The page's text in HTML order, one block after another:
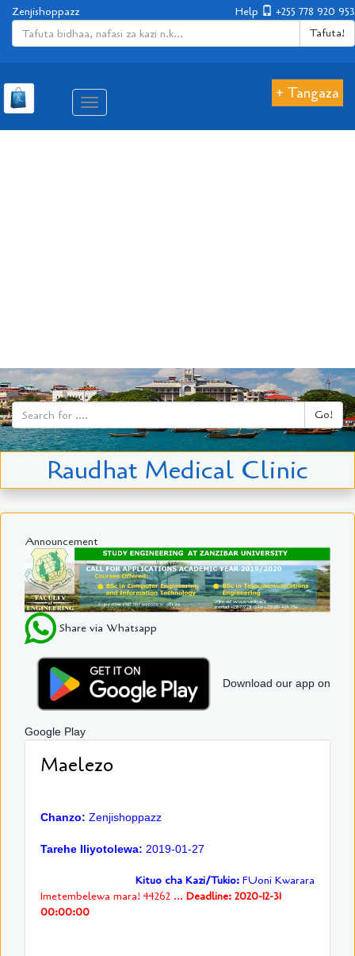
Help +255 778 920 953
Zenjishoppazz
Tafuta!
Aina
ya
+ Tangaza
Go!
Raudhat Medical Clinic
Announcement
Share via Whatsapp
Download our app on
Google Play
Maelezo
Chanzo: Zenjishoppazz
Tarehe Iliyotolewa: 2019-01-27
Kituo cha Kazi/Tukio: FUoni Kwarara
Imetembelewa mara! 44262 ... Deadline: 2020-12-31
00:00:00